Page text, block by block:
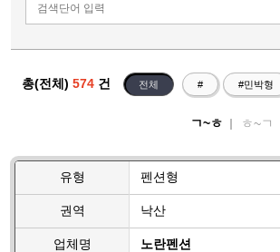
총(전체) 574 건 전체 # #민박형
ㄱ~ㅎ ㅎ~ㄱ
유형 펜션형
권역 낙산
업체명 노란펜션